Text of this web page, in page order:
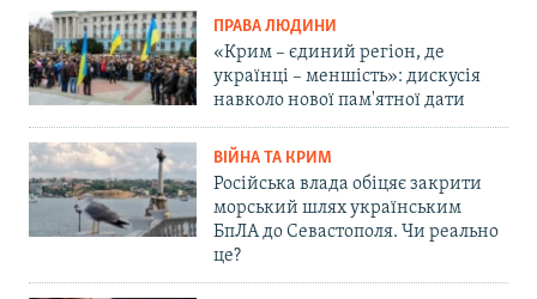
ПРАВА ЛЮДИНИ
«Крим – єдиний регіон, де
українці – меншість»: дискусія
навколо нової пам'ятної дати
ВІЙНА ТА КРИМ
Російська влада обіцяє закрити
морський шлях українським
БпЛА до Севастополя. Чи реально
це?